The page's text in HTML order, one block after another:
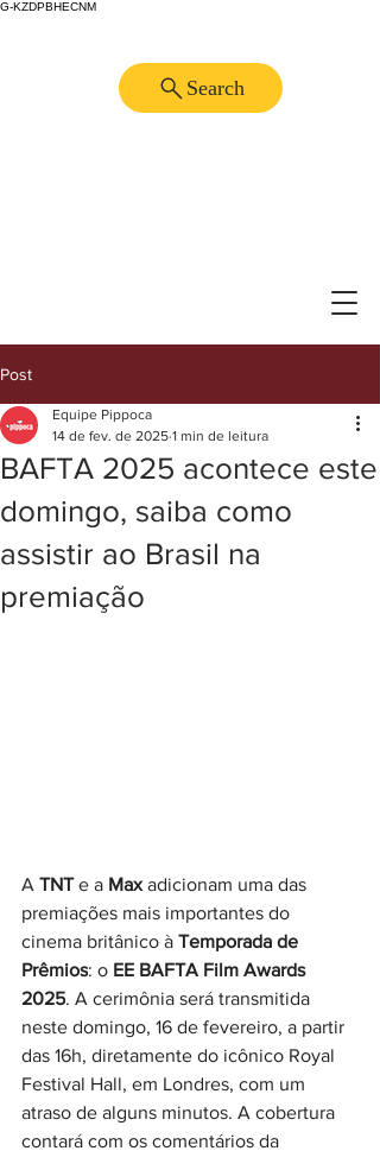
G-KZDPBHECNM
Search
Post
BAFTA 2025 acontece este
domingo, saiba como
assistir ao Brasil na
premiação
Equipe Pippoca
14 de fev. de 2025 1 min de leitura
A TNT e a Max adicionam uma das
premiações mais importantes do
cinema britânico à Temporada de
Prêmios: o EE BAFTA Film Awards
2025. A cerimônia será transmitida
neste domingo, 16 de fevereiro, a partir
das 16h, diretamente do icônico Royal
Festival Hall, em Londres, com um
atraso de alguns minutos. A cobertura
contará com os comentários da